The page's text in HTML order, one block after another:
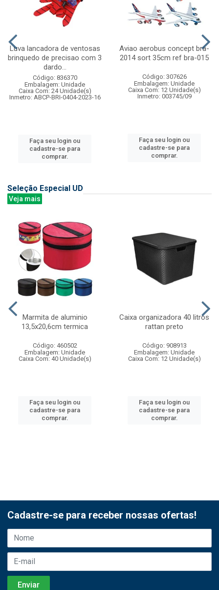
Luva lancadora de ventosas
brinquedo de precisao com 3
dardo...
Código: 836370
Embalagem: Unidade
Caixa Com: 24 Unidade(s)
Inmetro: ABCP-BRI-0404-2023-16
Faça seu login ou
cadastre-se para
comprar.
Aviao aerobus concept bra-
2014 sort 35cm ref bra-015
Código: 307626
Embalagem: Unidade
Caixa Com: 12 Unidade(s)
Inmetro: 003745/09
Faça seu login ou
cadastre-se para
comprar.
Seleção Especial UD
Veja mais
Marmita de aluminio
13,5x20,6cm termica
Código: 460502
Embalagem: Unidade
Caixa Com: 40 Unidade(s)
Faça seu login ou
cadastre-se para
comprar.
Caixa organizadora 40 litros
rattan preto
Código: 908913
Embalagem: Unidade
Caixa Com: 12 Unidade(s)
Faça seu login ou
cadastre-se para
comprar.
Cadastre-se para receber nossas ofertas!